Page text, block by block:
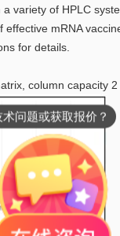
variety of HPLC
mRNA
for details.
column capacity
术问题或获取报价？